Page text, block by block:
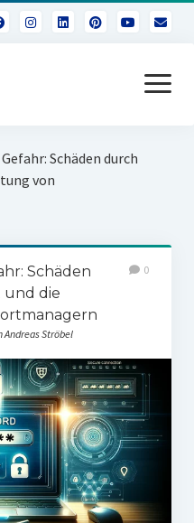
Menü
öffnen
Schäden durch
von
Schäden
und die
Andreas Ströbel
0